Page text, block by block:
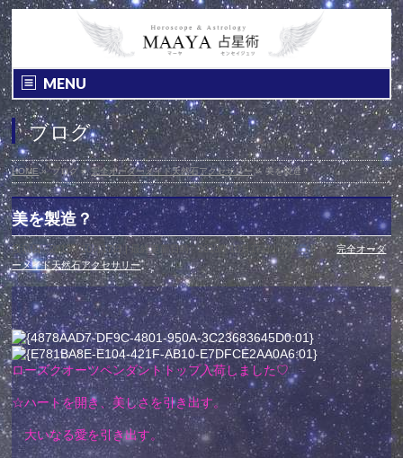
MENU
ブログ
HOME» ブログ » 完全オーダーメイド天然石アクセサリー» 美を製造？
美を製造？
投稿日 : 2013年10月17日 最終更新日時 : 2013年10月17日 カテゴリー :完全オーダ
ーメイド天然石アクセサリー
ローズクオーツペンダントトップ入荷しました♡
☆ハートを開き、美しさを引き出す。
大いなる愛を引き出す。